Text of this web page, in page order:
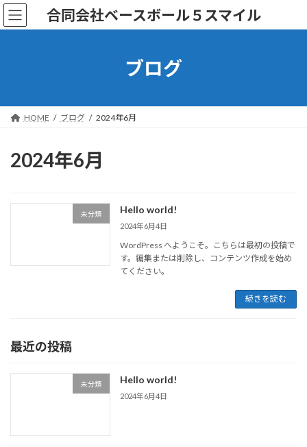
コ
ン
ナ
ビ
合同会社ベースボール５スマイル
ブログ
HOME ブログ 2024年6月
2024年6月
未分類 Hello world!
2024年6月4日
WordPress へようこそ。こちらは最初の投稿で
す。編集または削除し、コンテンツ作成を始め
てください。
続きを読む
最近の投稿
未分類 Hello world!
2024年6月4日